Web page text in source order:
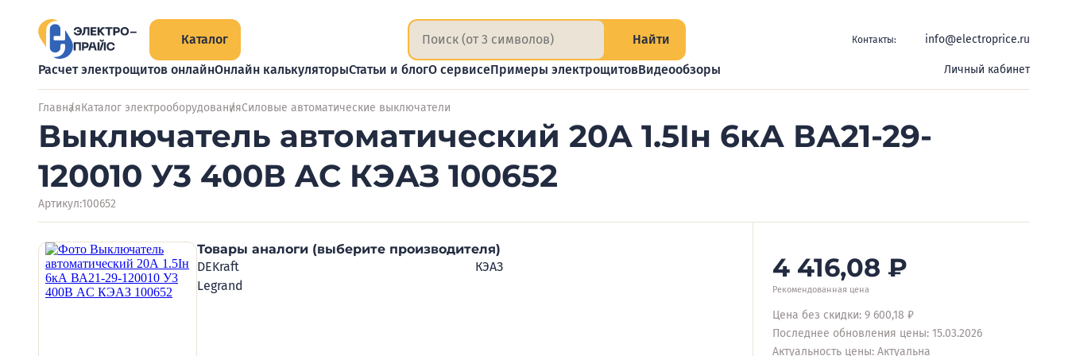
Каталог Найти Контакты: info@electroprice.ru
Расчет электрощитов онлайнОнлайн калькуляторыСтатьи и блогО сервисеПримеры электрощитовВидеообзоры Личный кабинет
ГлавнаяКаталог электрооборудованияСиловые автоматические выключатели
Выключатель автоматический 20А 1.5Iн 6кА ВА21-29-
120010 У3 400В AC КЭАЗ 100652
Артикул:100652
Товары аналоги (выберите производителя)
DEKraft
КЭАЗ
Legrand
4 416,08 ₽
Рекомендованная цена
Цена без скидки: 9 600,18 ₽
Последнее обновления цены: 15.03.2026
Актуальность цены: Актуальна